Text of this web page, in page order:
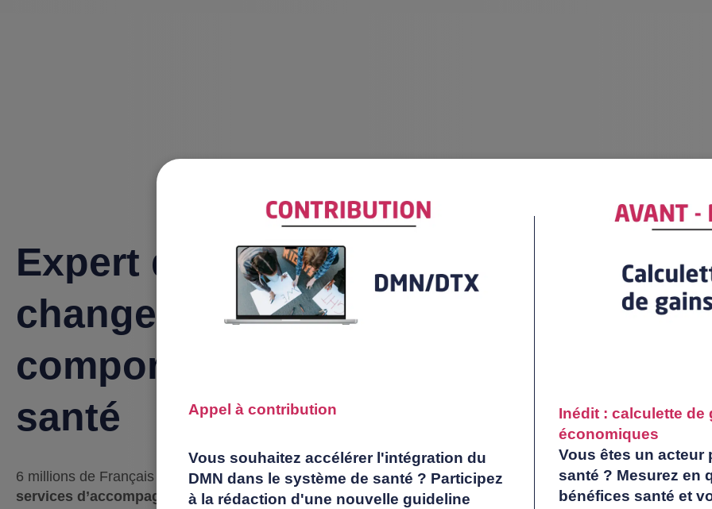
Expert du
changement des
comportements
santé
6 millions de Français couverts aujourd’hui par un denos
services d’accompagnement santé au quotidien
Appel à contribution
Vous souhaitez accélérer l'intégration du
DMN dans le système de santé ? Participez
à la rédaction d'une nouvelle guideline
Inédit : calculette de
économiques
Vous êtes un acteur
santé ? Mesurez en
bénéfices santé et